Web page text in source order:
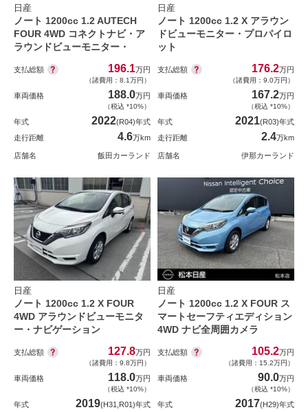
日産
ノート 1200cc 1.2 AUTECH
FOUR 4WD コネクトナビ・ア
ラウンドビューモニター・
支払総額 196.1万円
（諸費用：8.1万円）
車両価格 188.0万円
（税込 *10%）
年式 2022(R04)年式
走行距離
4.6万km
店舗名 飯田カーランド
日産
ノート 1200cc 1.2 X アラウン
ドビューモニター・プロパイロ
ット
支払総額 176.2万円
（諸費用：9.0万円）
車両価格 167.2万円
（税込 *10%）
年式 2021(R03)年式
走行距離
2.4万km
店舗名 伊那カーランド
日産
ノート 1200cc 1.2 X FOUR
4WD アラウンドビューモニタ
ー・ナビゲーション
支払総額 127.8万円
（諸費用：9.8万円）
車両価格 118.0万円
（税込 *10%）
年式 2019(H31,R01)年式
日産
ノート 1200cc 1.2 X FOUR ス
マートセーフティエディション
4WD ナビ全周囲カメラ
支払総額 105.2万円
（諸費用：15.2万円）
車両価格 90.0万円
（税込 *10%）
年式 2017(H29)年式